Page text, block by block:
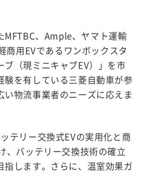
MFTBC、Ample、ヤマト運輸
商用EVであるワンボックスタ
ブ（現ミニキャブEV）」を市
験を有している三菱自動車が参
い物流事業者のニーズに応えま
テリー交換式EVの実用化と商
、バッテリー交換技術の確立
指します。さらに、温室効果ガ